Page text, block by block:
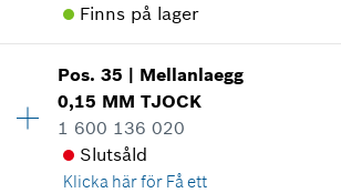
18,86 kr*
Alla priser inkluderar moms
Användningsbevis
Visa som illustration
Finns på lager
Tillgänglighet 1
Prisgrupp:13
Reservdelsinformationer
Användningsbevis
Visa som illustration
Pos.35 | Mellanlaegg
0,15 MM TJOCK
1 600 136 020
Slutsåld
Klicka här för Få ett